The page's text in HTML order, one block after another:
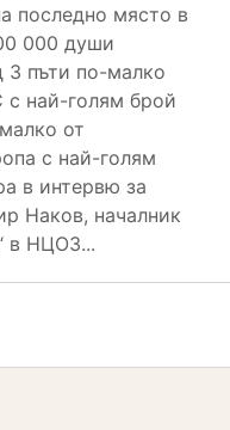
последно място в
000 души
3 пъти по-малко
с най-голям брой
от
с най-голям
в интервю за
Наков, началник
в НЦОЗ...